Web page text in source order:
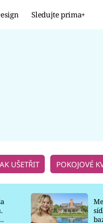
Sledujte prima+
UŠETŘIT POKOJOVÉ